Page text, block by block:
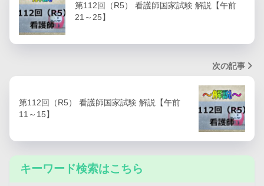
第112回（R5） 看護師国家試験 解説【午前
21～25】
次の記事
第112回（R5） 看護師国家試験 解説【午前
11～15】
キーワード検索はこちら